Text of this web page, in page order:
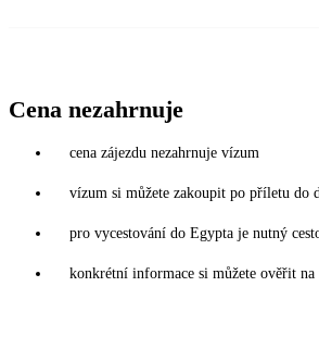
Cena nezahrnuje
cena zájezdu nezahrnuje vízum
vízum si můžete zakoupit po příletu do
pro vycestování do Egypta je nutný
konkrétní informace si můžete ověřit